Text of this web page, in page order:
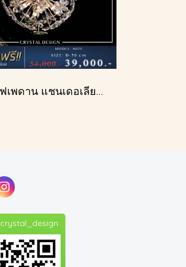
โคมไฟเพดาน แชนเดอเลียร์ รุ่น A028-D40